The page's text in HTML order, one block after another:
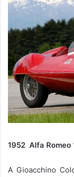
1952 Alfa Romeo
A Gioacchino